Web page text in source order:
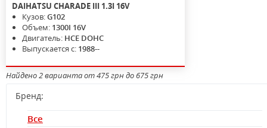
DAIHATSU CHARADE III 1.3I 16V
Кузов:G102
Объем: 1300I 16V
Двигатель: HCE DOHC
Выпускается с: 1988--
Найдено 2 варианта от 475 грн до 675 грн
Бренд:
Все